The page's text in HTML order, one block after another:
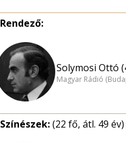
Rendező:
Solymosi Ottó
Magyar Rádió
Színészek:(22 fő, átl. 49 év)